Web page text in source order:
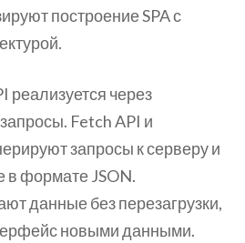
построение SPA с
через
Fetch API и
запросы к серверу и
в формате JSON.
данные без перезагрузки,
новыми данными.